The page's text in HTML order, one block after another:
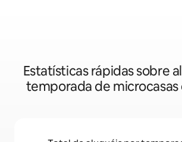
Estatísticas rápidas sobre
temporada de microcasas